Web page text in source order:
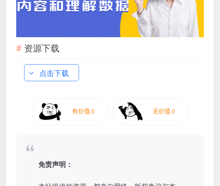
资源下载
点击下载
免责声明：